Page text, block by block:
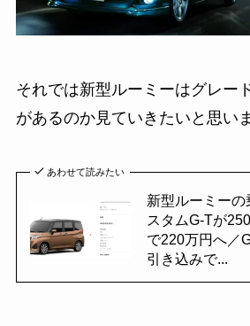
それでは新型ルーミーはグレー
があるのか見ていきたいと思い
あわせて読みたい
新型ルーミーの
スタムG-Tが
で220万円へ／
引き込みで...